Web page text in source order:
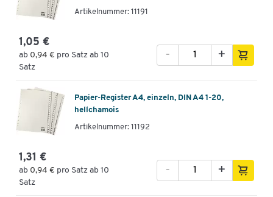
Artikelnummer: 11191
1,05 €
ab 0,94 € pro Satz ab 10
Satz
+
-
Papier-Register A4, einzeln, DIN A4 1-20,
hellchamois
Artikelnummer: 11192
1,31 €
ab 0,94 € pro Satz ab 10
Satz
+
-